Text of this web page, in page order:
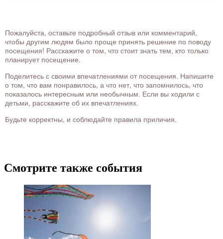
Пожалуйста, оставьте подробный отзыв или комментарий,
чтобы другим людям было проще принять решение по поводу
посещения! Расскажите о том, что стоит знать тем, кто только
планирует посещение.
Поделитесь с своими впечатлениями от посещения. Напишите
о том, что вам понравилось, а что нет, что запомнилось, что
показалось интересным или необычным. Если вы ходили с
детьми, расскажите об их впечатлениях.
Будьте корректны, и соблюдайте правила приличия.
Смотрите также события